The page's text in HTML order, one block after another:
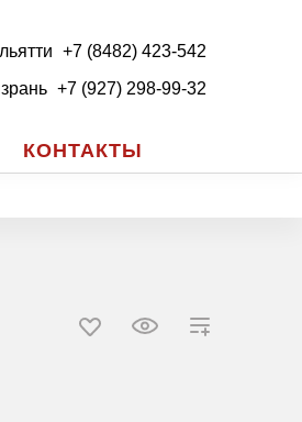
+7 (8482) 423-542
+7 (927) 298-99-32
КОНТАКТЫ